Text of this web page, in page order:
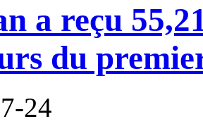
a reçu
du
24